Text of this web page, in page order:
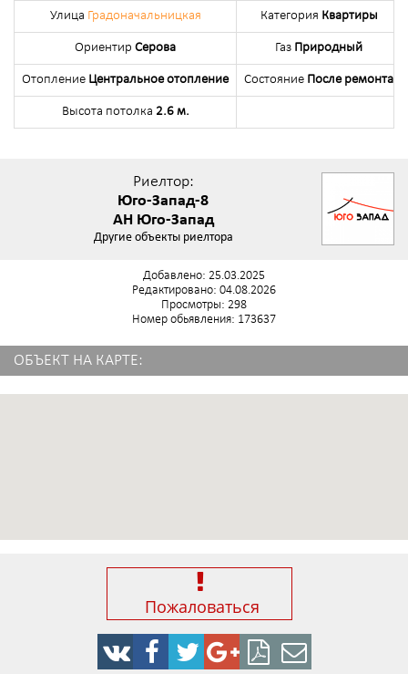
Улица Градоначальницкая Категория Квартиры
Ориентир Серова Газ Природный
Отопление Центральное отопление Состояние После ремонта
Высота потолка 2.6 м.
Риелтор:
Юго-Запад-8
АН Юго-Запад
Другие объекты риелтора
Добавлено: 25.03.2025
Редактировано: 04.08.2026
Просмотры: 298
Номер обьявления: 173637
ОБЪЕКТ НА КАРТЕ:
Пожаловаться